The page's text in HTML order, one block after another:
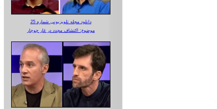
دانلود مجله تلویزیونی شماره 25
موضوع: اکتشاف مجدد در غار جوجار